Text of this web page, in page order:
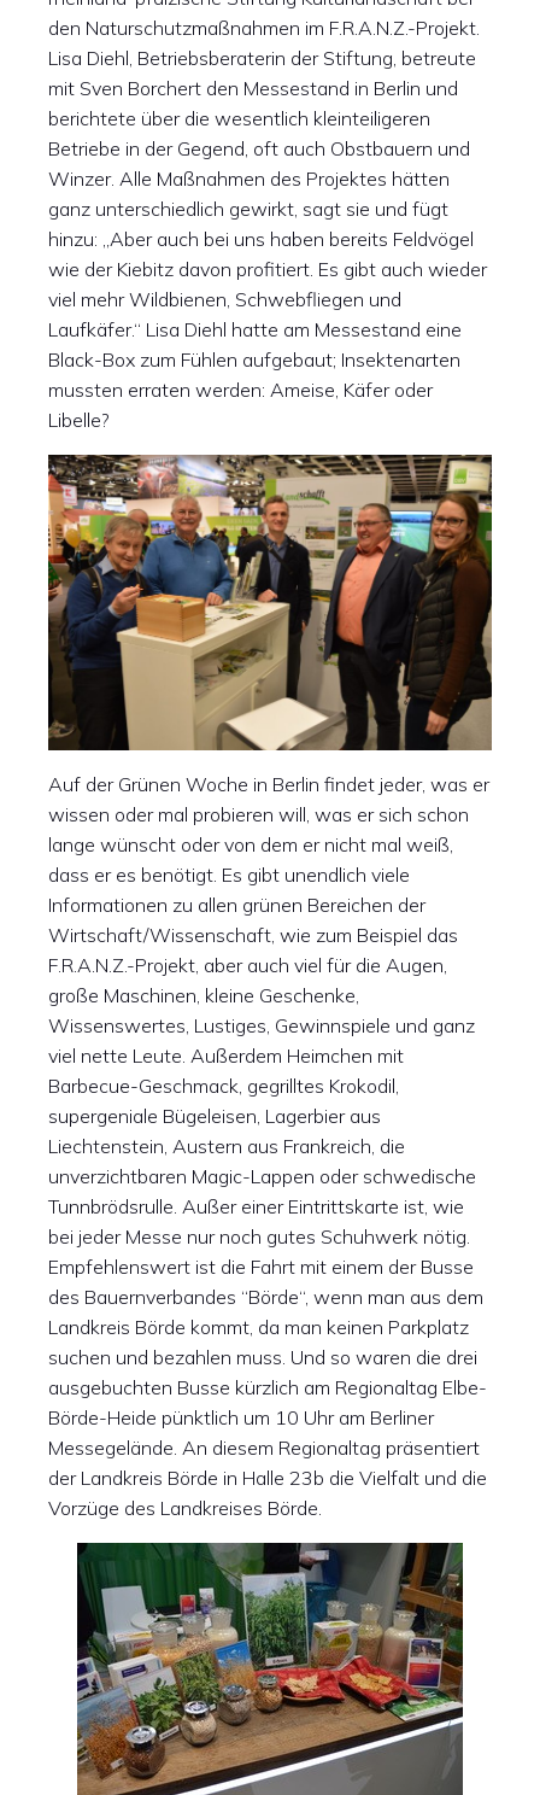
den Naturschutzmaßnahmen im F.R.A.N.Z.-Projekt.
Lisa Diehl, Betriebsberaterin der Stiftung, betreute
mit Sven Borchert den Messestand in Berlin und
berichtete über die wesentlich kleinteiligeren
Betriebe in der Gegend, oft auch Obstbauern und
Winzer. Alle Maßnahmen des Projektes hätten
ganz unterschiedlich gewirkt, sagt sie und fügt
hinzu: „Aber auch bei uns haben bereits Feldvögel
wie der Kiebitz davon profitiert. Es gibt auch wieder
viel mehr Wildbienen, Schwebfliegen und
Laufkäfer.“ Lisa Diehl hatte am Messestand eine
Black-Box zum Fühlen aufgebaut; Insektenarten
mussten erraten werden: Ameise, Käfer oder
Libelle?
Auf der Grünen Woche in Berlin findet jeder, was er
wissen oder mal probieren will, was er sich schon
lange wünscht oder von dem er nicht mal weiß,
dass er es benötigt. Es gibt unendlich viele
Informationen zu allen grünen Bereichen der
Wirtschaft/Wissenschaft, wie zum Beispiel das
F.R.A.N.Z.-Projekt, aber auch viel für die Augen,
große Maschinen, kleine Geschenke,
Wissenswertes, Lustiges, Gewinnspiele und ganz
viel nette Leute. Außerdem Heimchen mit
Barbecue-Geschmack, gegrilltes Krokodil,
supergeniale Bügeleisen, Lagerbier aus
Liechtenstein, Austern aus Frankreich, die
unverzichtbaren Magic-Lappen oder schwedische
Tunnbrödsrulle. Außer einer Eintrittskarte ist, wie
bei jeder Messe nur noch gutes Schuhwerk nötig.
Empfehlenswert ist die Fahrt mit einem der Busse
des Bauernverbandes “Börde“, wenn man aus dem
Landkreis Börde kommt, da man keinen Parkplatz
suchen und bezahlen muss. Und so waren die drei
ausgebuchten Busse kürzlich am Regionaltag Elbe-
Börde-Heide pünktlich um 10 Uhr am Berliner
Messegelände. An diesem Regionaltag präsentiert
der Landkreis Börde in Halle 23b die Vielfalt und die
Vorzüge des Landkreises Börde.